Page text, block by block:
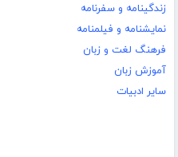
زندگینامه و سفرنامه
نمایشنامه و فیلمنامه
فرهنگ لغت و زبان
آموزش زبان
سایر ادبیات